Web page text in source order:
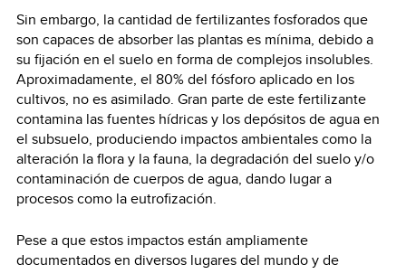
Sin embargo, la cantidad de fertilizantes fosforados que
son capaces de absorber las plantas es mínima, debido a
su fijación en el suelo en forma de complejos insolubles.
Aproximadamente, el 80% del fósforo aplicado en los
cultivos, no es asimilado. Gran parte de este fertilizante
contamina las fuentes hídricas y los depósitos de agua en
el subsuelo, produciendo impactos ambientales como la
alteración la flora y la fauna, la degradación del suelo y/o
contaminación de cuerpos de agua, dando lugar a
procesos como la eutrofización.
Pese a que estos impactos están ampliamente
documentados en diversos lugares del mundo y de